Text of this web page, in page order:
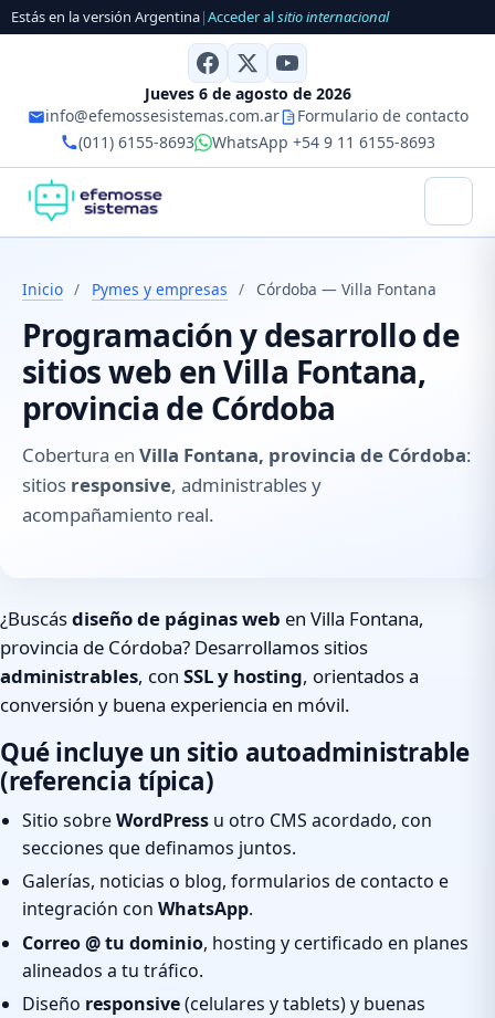
Estás en la versión Argentina|Acceder alsitio internacional
Jueves 6 de agosto de 2026
info@efemossesistemas.com.ar
Formulario de contacto
(011) 6155-8693
WhatsApp +54 9 11 6155-8693
Inicio / Pymes y empresas / Córdoba — Villa Fontana
Programación y desarrollo de
sitios web en Villa Fontana,
provincia de Córdoba
Cobertura en Villa Fontana, provincia de Córdoba:
sitios responsive, administrables y
acompañamiento real.
¿Buscásdiseño de páginas web en Villa Fontana,
provincia de Córdoba? Desarrollamos sitios
administrables, con SSL y hosting, orientados a
conversión y buena experiencia en móvil.
Qué incluye un sitio autoadministrable
(referencia típica)
Sitio sobreWordPress u otro CMS acordado, con
secciones que definamos juntos.
Galerías, noticias o blog, formularios de contacto e
integración con WhatsApp.
Correo @ tu dominio, hosting y certificado en planes
alineados a tu tráfico.
Diseño responsive(celulares y tablets) y buenas